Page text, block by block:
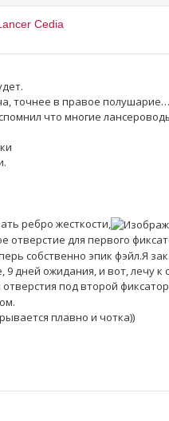
Cedia
точнее в правое
что многие
ребро жесткости,
отверстие для первого
собственно эпик фэйл.Я
9 дней ожидания, и вот,
под второй
плавно и чотка))